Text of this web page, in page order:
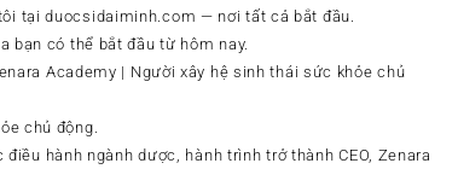
tại duocsidaiminh.com — nơi tất cả bắt đầu.
bạn có thể bắt đầu từ hôm nay.
Academy | Người xây hệ sinh thái sức khỏe chủ
chủ động.
hành ngành dược, hành trình trở thành CEO, Zenara